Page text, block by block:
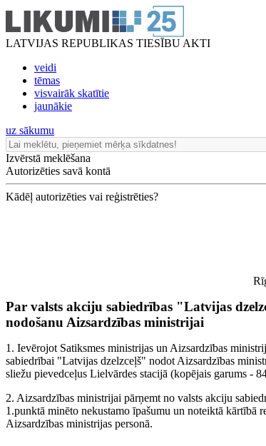
LATVIJAS REPUBLIKAS TIESĪBU AKTI
veidi
tēmas
visvairāk skatītie
jaunākie
uz sākumu
Izvērstā meklēšana
Autorizēties savā kontā
Kādēļ autorizēties vai reģistrēties?
Par valsts akciju sabiedrības "Latvijas
nodošanu Aizsardzības ministrijai
1. Ievērojot Satiksmes ministrijas un Aizsardzības
sabiedrībai "Latvijas dzelzceļš" nodot Aizsardzības
sliežu pievedceļus Lielvārdes stacijā (kopējais garums -
2. Aizsardzības ministrijai pārņemt no valsts akciju
1.punktā minēto nekustamo īpašumu un noteiktā kārtībā
Aizsardzības ministrijas personā.